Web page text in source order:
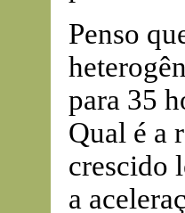
Penso
para 35
Qual é a
crescido
a